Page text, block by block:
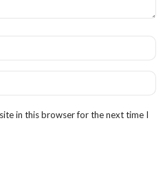
in this browser for the next time I